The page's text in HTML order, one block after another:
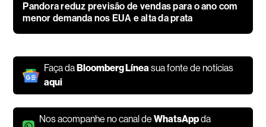
Pandora reduz previsão de vendas para o ano com
menor demanda nos EUA e alta da prata
Faça da Bloomberg Líneasua fonte de notícias
aqui
Nos acompanhe no canal deWhatsAppda